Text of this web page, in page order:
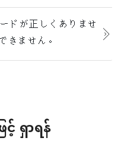
ドが正しくありませ
ません。
ရှာရန်